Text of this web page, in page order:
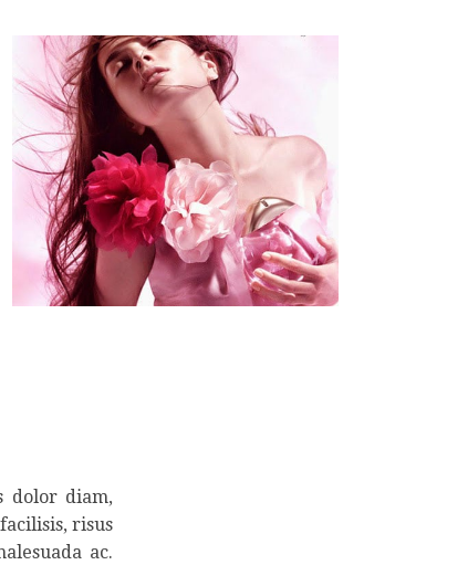
dolor diam,
risus
ac.